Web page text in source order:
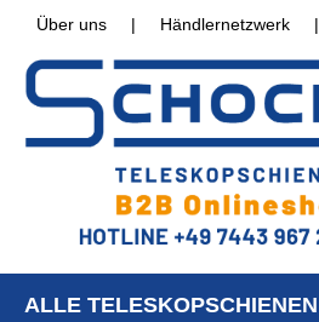
Über uns | Händlernetzwerk |
ALLE TELESKOPSCHIENEN